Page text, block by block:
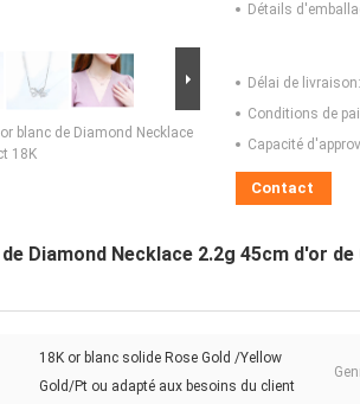
blanc de Diamond Necklace
18K
Détails
Délai de livraison:
Conditions de
Capacité
Contact
Diamond Necklace 2.2g 45cm d'or de
18K or blanc solide Rose Gold /Yellow
Gold/Pt ou adapté aux besoins du client